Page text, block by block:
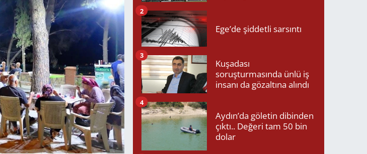
Ege’de şiddetli sarsıntı
2
Kuşadası
soruşturmasında ünlü iş
insanı da gözaltına alındı
3
Aydın’da göletin dibinden
çıktı.. Değeri tam 50 bin
dolar
4